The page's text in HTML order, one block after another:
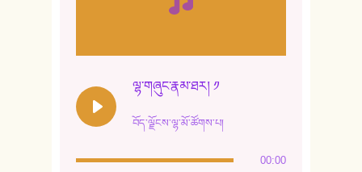
10. ཆང་གཞས། ༣
ལྷ་གཞུང་རྣམ་ཐར། ༡
བོད་ལྗོངས་ལྷ་མོ་ཚོགས་པ།
00:00